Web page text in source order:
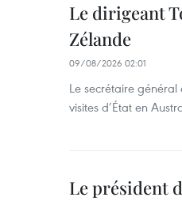
Le dirigeant
Zélande
09/08/2026 02:01
Le secrétaire
visites d’État en
Le président